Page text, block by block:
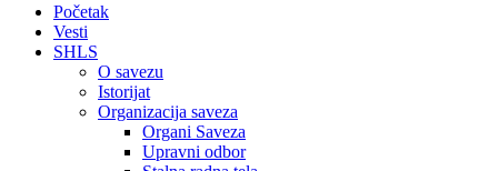
Početak
Vesti
SHLS
O savezu
Istorijat
Organizacija saveza
Organi Saveza
Upravni odbor